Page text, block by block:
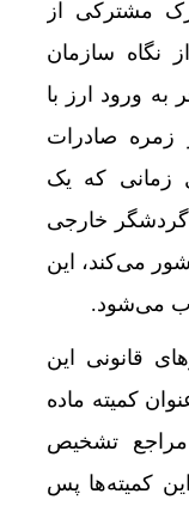
مشترکی از
نگاه سازمان
به ورود ارز با
زمره صادرات
زمانی که یک
خارجی
می‌کند، این
می‌شود.
قانونی این
کمیته ماده
به عنوان مراجع تشخیص
کمیته‌ها پس